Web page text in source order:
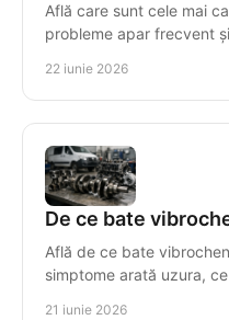
Află care sunt cele mai
probleme apar frecvent
22 iunie 2026
De ce bate
Află de ce bate
simptome arată uzura,
21 iunie 2026